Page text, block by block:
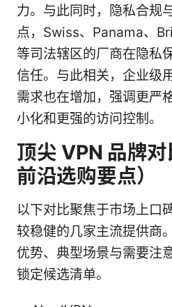
力。与此同时，隐私合规
点，Swiss、Panama、
等司法辖区的厂商在隐私
信任。与此相关，企业级
需求也在增加，强调更严
小化和更强的访问控制。
顶尖 VPN 品牌
前沿选购要点）
以下对比聚焦于市场上口
较稳健的几家主流提供商
优势、典型场景与需要注
锁定候选清单。